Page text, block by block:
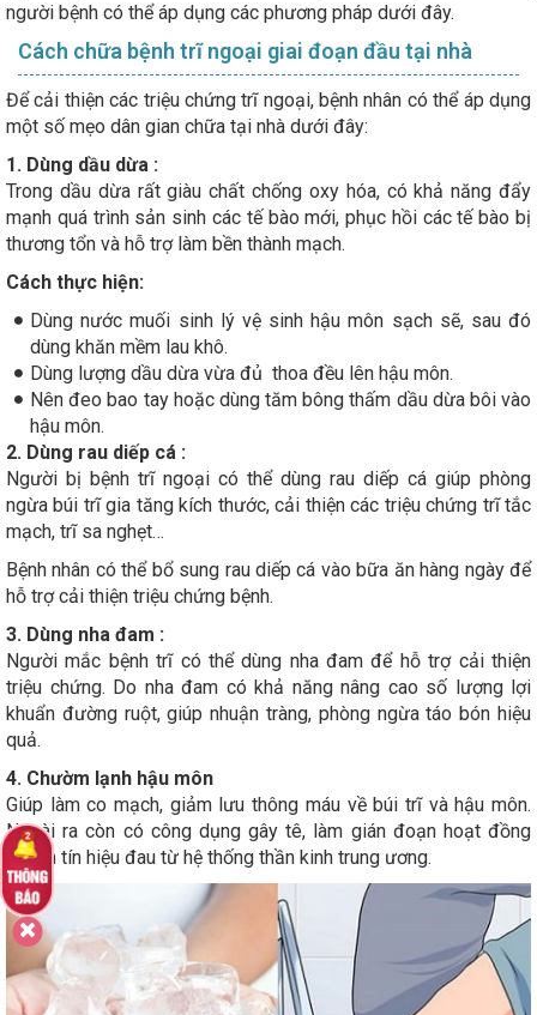
người bệnh có thể áp dụng các phương pháp dưới đây.
Cách chữa bệnh trĩ ngoại giai đoạn đầu tại nhà
Để cải thiện các triệu chứng trĩ ngoại, bệnh nhân có thể áp dụng
một số mẹo dân gian chữa tại nhà dưới đây:
1. Dùng dầu dừa :
Trong dầu dừa rất giàu chất chống oxy hóa, có khả năng đẩy
mạnh quá trình sản sinh các tế bào mới, phục hồi các tế bào bị
thương tổn và hỗ trợ làm bền thành mạch.
Cách thực hiện:
Dùng nước muối sinh lý vệ sinh hậu môn sạch sẽ, sau đó
dùng khăn mềm lau khô.
Dùng lượng dầu dừa vừa đủ thoa đều lên hậu môn.
Nên đeo bao tay hoặc dùng tăm bông thấm dầu dừa bôi vào
hậu môn.
2. Dùng rau diếp cá :
Người bị bệnh trĩ ngoại có thể dùng rau diếp cá giúp phòng
ngừa búi trĩ gia tăng kích thước, cải thiện các triệu chứng trĩ tắc
mạch, trĩ sa nghẹt…
Bệnh nhân có thể bổ sung rau diếp cá vào bữa ăn hàng ngày để
hỗ trợ cải thiện triệu chứng bệnh.
3. Dùng nha đam :
Người mắc bệnh trĩ có thể dùng nha đam để hỗ trợ cải thiện
triệu chứng. Do nha đam có khả năng nâng cao số lượng lợi
khuẩn đường ruột, giúp nhuận tràng, phòng ngừa táo bón hiệu
quả.
4. Chườm lạnh hậu môn
Giúp làm co mạch, giảm lưu thông máu về búi trĩ và hậu môn.
Ngoài ra còn có công dụng gây tê, làm gián đoạn hoạt đồng
truyền tín hiệu đau từ hệ thống thần kinh trung ương.